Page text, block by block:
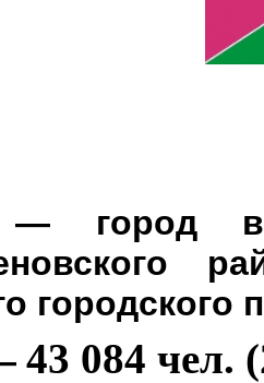
город в
городского
43 084 чел.